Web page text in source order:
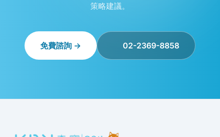
策略建議。
免費諮詢 → 02-2369-8858